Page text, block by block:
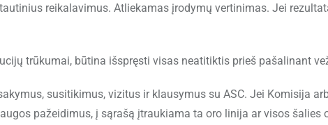
reikalavimus. Atliekamas įrodymų vertinimas. Jei
trūkumai, būtina išspręsti visas neatitiktis prieš pašalinant
susitikimus, vizitus ir klausymus su ASC. Jei Komisija
pažeidimus, į sąrašą įtraukiama ta oro linija ar visos šalies